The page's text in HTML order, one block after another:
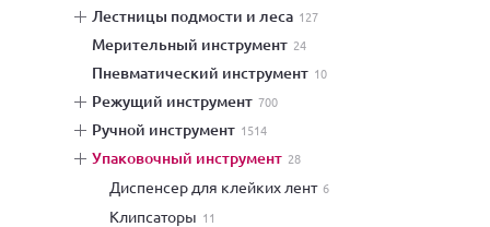
лестницы подмости и леса 127
мерительный инструмент 24
пневматический инструмент 10
режущий инструмент 700
ручной инструмент 1514
упаковочный инструмент 28
диспенсер для клейких лент 6
клипсаторы 11